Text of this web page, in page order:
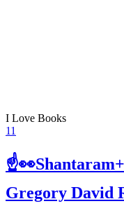
I Love Books
11
Gregory David